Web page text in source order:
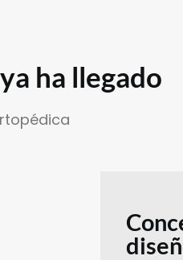
ha llegado